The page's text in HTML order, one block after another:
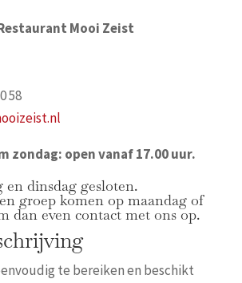
Mooi Zeist
58
zondag: open vanaf 17.00 uur.
en dinsdag gesloten.
groep komen op maandag of
dan even contact met ons op.
te bereiken en beschikt